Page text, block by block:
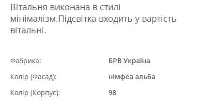
Вітальня виконана в стилі
мінімалізм.Підсвітка входить у вартість
вітальні.
Фабрика:
БРВ Україна
Колір (Фасад):
німфеа альба
Колір (Корпус):
98